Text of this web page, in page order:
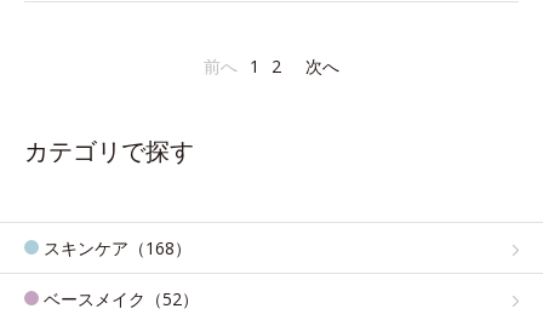
前へ 1 2 次へ
カテゴリで探す
スキンケア（168）
ベースメイク（52）